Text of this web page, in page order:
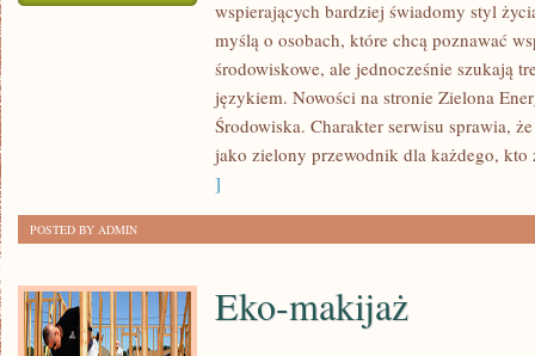
wspierających bardziej świadomy styl
myślą o osobach, które chcą poznawać
środowiskowe, ale jednocześnie szukają
językiem. Nowości na stronie Zielona
Środowiska. Charakter serwisu sprawia,
jako zielony przewodnik dla każdego, kto
]
POSTED BY ADMIN
Eko-makijaż